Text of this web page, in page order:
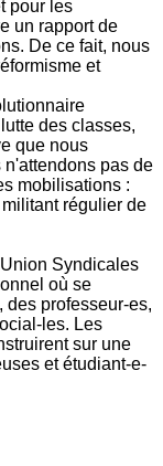
pour les
un rapport de
De ce fait, nous
et
des classes,
que nous
pas de
mobilisations :
régulier de
Syndicales
où se
des professeur-es,
les. Les
sur une
et étudiant-e-